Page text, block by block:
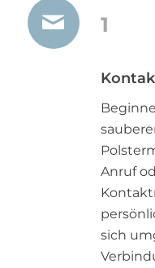
1
Anruf
sich